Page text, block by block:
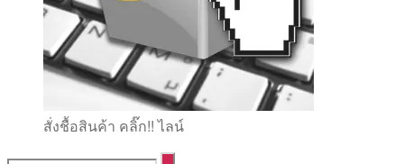
สั่งชื้อสินค้า คลิ๊ก!! ไลน์